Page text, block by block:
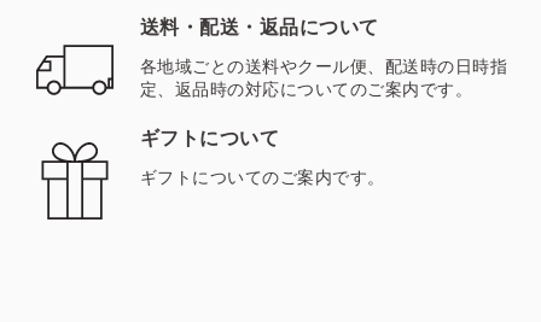
送料・配送・返品について
各地域ごとの送料やクール便、配送時の日時指
定、返品時の対応についてのご案内です。
ギフトについて
ギフトについてのご案内です。